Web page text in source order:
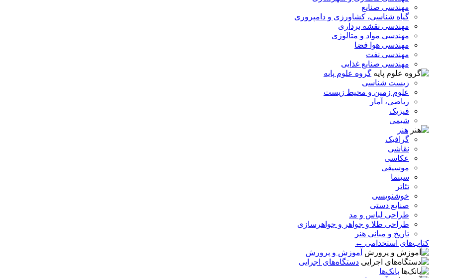
مهندسی صنایع
گیاه شناسی، کشاورزی و دامپروری
مهندسی نقشه برداری
مهندسی مواد و متالوژی
مهندسی هوا فضا
مهندسی نفت
مهندسی صنایع غذایی
گروه علوم پایه
زیست شناسی
علوم زمین و محیط زیست
ریاضی، آمار
فیزیک
شیمی
هنر
گرافیک
نقاشی
عکاسی
موسیقی
سینما
تئاتر
خوشنویسی
صنایع دستی
طراحی لباس و مد
طراحی طلا و جواهر و جواهرسازی
تاریخ و مبانی هنر
کتاب‌های استخدامی ←
آموزش و پرورش
دستگاه‌های اجرایی
بانک‌ها